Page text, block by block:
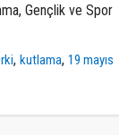
Gençlik ve Spor
,kutlama,19 mayıs